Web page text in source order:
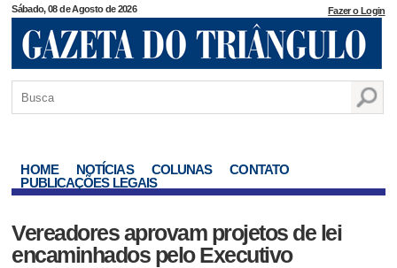
Sábado, 08 de Agosto de 2026 Fazer o Login
HOME NOTÍCIAS COLUNAS
CONTATO
PUBLICAÇÕES LEGAIS
Vereadores aprovam projetos de lei
encaminhados pelo Executivo